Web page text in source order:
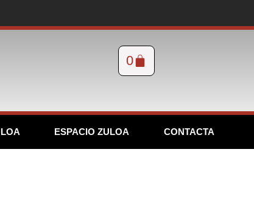
0
ESPACIO ZULOA CONTACTA